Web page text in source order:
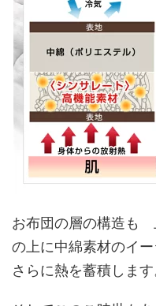
お布団の層の構造も
の上に中綿素材のイ
さらに熱を蓄積します